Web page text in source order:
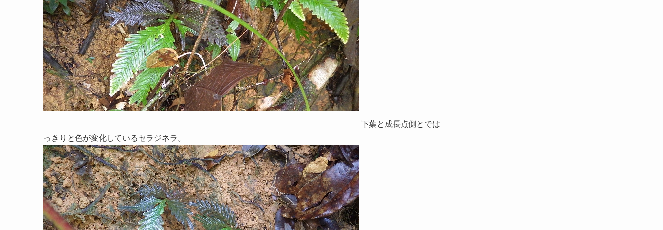
下葉と成長点側とでは
っきりと色が変化しているセラジネラ。